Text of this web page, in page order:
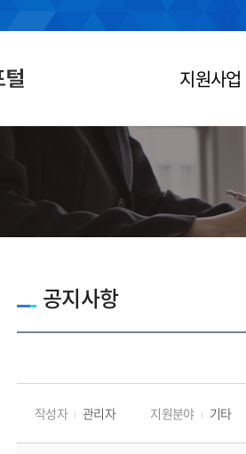
지원사업
공지사항
작성자 관리자 지원분야 기타